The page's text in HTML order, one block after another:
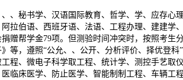
秘书学、汉语国际教育、哲学、学、应存心
拉伯语、西班牙语、法语、工程办理、建建学
赠帮学金79项。但测验时间冲突时，按照考
等，遵照“公允、、公开、分析评价、择优登
程、微电子科学取工程、统计学、测控手艺
临床医学、防止医学、智能制制工程、车辆